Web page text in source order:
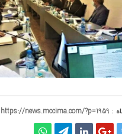
:
https://news.mccima.com/?p=1959